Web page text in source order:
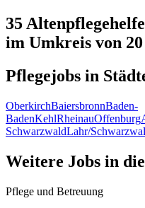
35
im Umkreis von
Pflegejobs in
OberkirchBaiersbronnBaden-
BadenKehlRheinauOffenburg
SchwarzwaldLahr/
Weitere Jobs in
Pflege und Betreuung